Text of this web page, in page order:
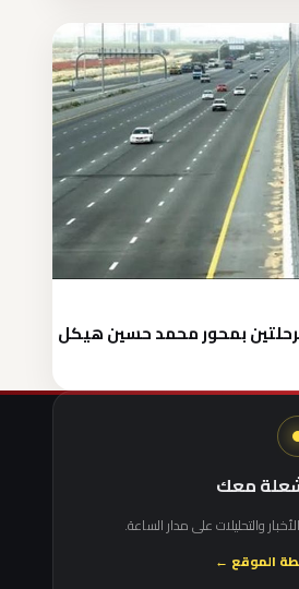
بمحور محمد حسين هيكل
معك
والتحليلات على مدار الساعة.
الموقع ←